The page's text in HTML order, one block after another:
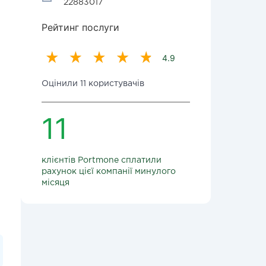
22883017
Рейтинг послуги
4.9
Оцінили 11 користувачів
11
клієнтів Portmone сплатили
рахунок цієї компанії минулого
місяця